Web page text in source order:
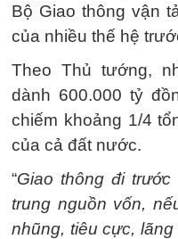
Bộ Giao thông vận
của nhiều thế hệ
Theo Thủ tướng,
dành 600.000 tỷ
chiếm khoảng 1/4
của cả đất nước.
“Giao thông đi
trung nguồn vốn,
nhũng, tiêu cực,